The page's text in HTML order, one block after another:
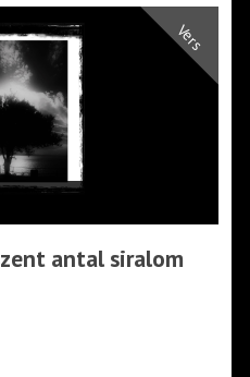
Vers
antal siralom